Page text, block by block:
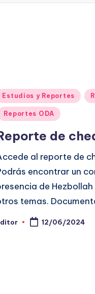
Estudios y Reportes
Reportes ODA
de
al reporte de
encontrar un
de
temas.
12/06/2024